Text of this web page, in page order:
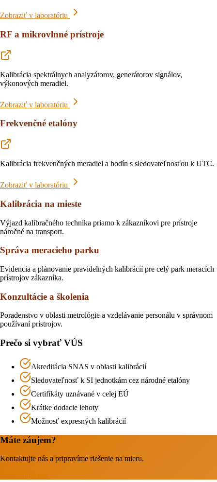
Zobraziť v laboratóriu
RF a mikrovlnné prístroje
Kalibrácia spektrálnych analyzátorov, generátorov signálov,
výkonových meradiel.
Zobraziť v laboratóriu
Frekvenčné etalóny
Kalibrácia frekvenčných meradiel a hodín s sledovateľnosťou k UTC.
Zobraziť v laboratóriu
Kalibrácia na mieste
Výjazd kalibračného technika priamo k zákazníkovi pre prístroje
náročné na transport.
Správa meracieho parku
Evidencia a plánovanie pravidelných kalibrácií pre celý park meracích
prístrojov zákazníka.
Konzultácie a školenia
Poradenstvo v oblasti metrológie a vzdelávanie personálu v správnom
používaní prístrojov.
Prečo si vybrať VÚS
Akreditácia SNAS v oblasti kalibrácií
Sledovateľnosť k SI jednotkám cez národné etalóny
Certifikáty uznávané v celej EÚ
Krátke dodacie lehoty
Možnosť expresných kalibrácií
Máte záujem?
Kontaktujte nás a pripravíme riešenie na mieru.